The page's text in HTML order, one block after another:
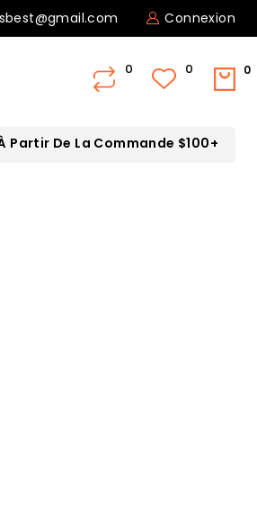
Connexion
0
Partir De La Commande $100+